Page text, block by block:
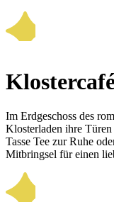
Im Erdgeschoss des
Kloster­laden ihre
Tasse Tee zur Ruhe
Mit­bringsel für einen